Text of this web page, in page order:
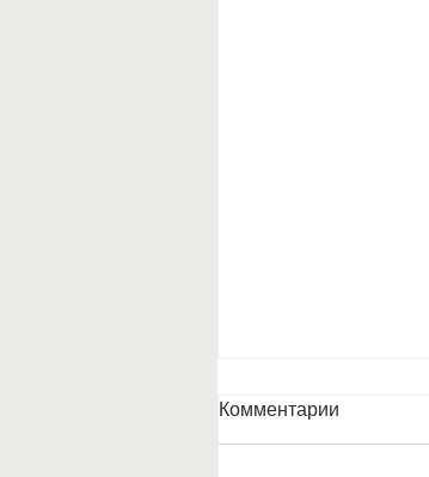
Комментарии